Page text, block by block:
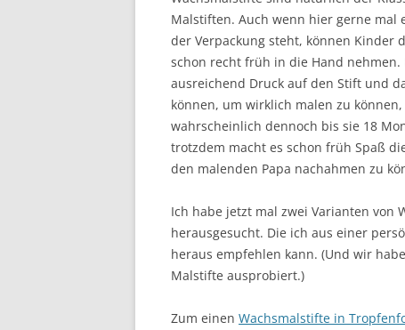
Malstiften. Auch wenn hier gerne mal
der Verpackung steht, können Kinder
schon recht früh in die Hand nehmen.
ausreichend Druck auf den Stift und
können, um wirklich malen zu
wahrscheinlich dennoch bis sie 18
trotzdem macht es schon früh Spaß
den malenden Papa nachahmen zu
Ich habe jetzt mal zwei Varianten von
herausgesucht. Die ich aus einer
heraus empfehlen kann. (Und wir
Malstifte ausprobiert.)
Zum einen Wachsmalstifte in